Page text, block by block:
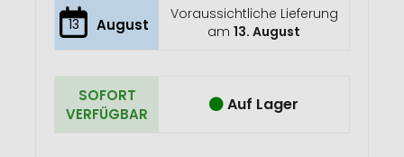
13 August
Voraussichtliche Lieferung
am13. August
SOFORT
VERFÜGBAR
Auf Lager